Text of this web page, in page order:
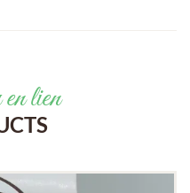
lien